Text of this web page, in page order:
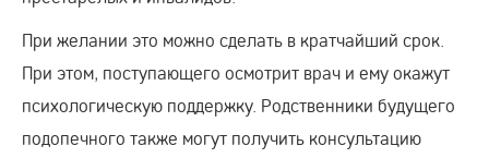
При желании это можно сделать в кратчайший срок.
При этом, поступающего осмотрит врач и ему окажут
психологическую поддержку. Родственники будущего
подопечного также могут получить консультацию